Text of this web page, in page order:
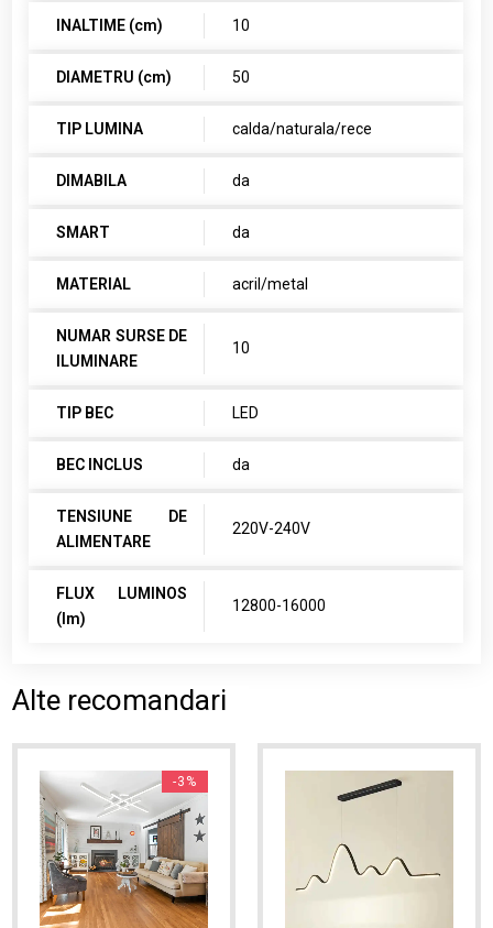
INALTIME (cm) 10
DIAMETRU (cm) 50
TIP LUMINA calda/naturala/rece
DIMABILA da
SMART da
MATERIAL acril/metal
NUMAR SURSE DE
ILUMINARE
10
TIP BEC LED
BEC INCLUS da
TENSIUNE DE
ALIMENTARE
220V-240V
FLUX LUMINOS
(lm)
12800-16000
Alte recomandari
-3%